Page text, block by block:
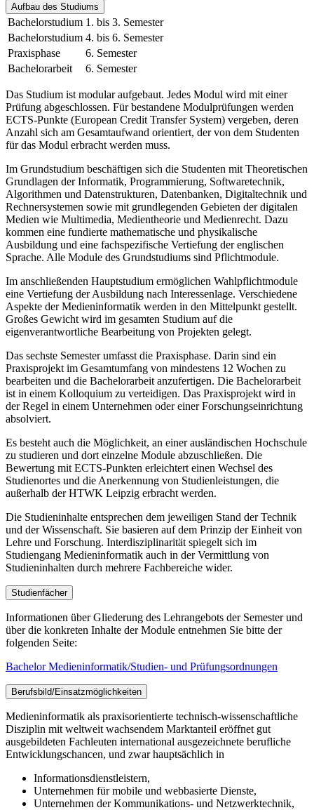
Aufbau des Studiums
Bachelorstudium 1. bis 3. Semester
Bachelorstudium 4. bis 6. Semester
Praxisphase
6. Semester
Bachelorarbeit
6. Semester
Das Studium ist modular aufgebaut. Jedes Modul wird mit einer
Prüfung abgeschlossen. Für bestandene Modulprüfungen werden
ECTS-Punkte (European Credit Transfer System) vergeben, deren
Anzahl sich am Gesamtaufwand orientiert, der von dem Studenten
für das Modul erbracht werden muss.
Im Grundstudium beschäftigen sich die Studenten mit Theoretischen
Grundlagen der Informatik, Programmierung, Softwaretechnik,
Algorithmen und Datenstrukturen, Datenbanken, Digitaltechnik und
Rechner­systemen sowie mit grundlegenden Gebieten der digitalen
Medien wie Multimedia, Medientheorie und Medienrecht. Dazu
kommen eine fundierte mathematische und physikalische
Ausbildung und eine fachspezifische Vertiefung der englischen
Sprache. Alle Module des Grundstudiums sind Pflichtmodule.
Im anschließenden Hauptstudium ermöglichen Wahlpflichtmodule
eine Vertiefung der Ausbildung nach Interessenlage. Verschiedene
Aspekte der Medieninformatik werden in den Mittelpunkt gestellt.
Großes Gewicht wird im gesamten Studium auf die
eigenverantwortliche Bearbeitung von Projekten gelegt.
Das sechste Semester umfasst die Praxisphase. Darin sind ein
Praxisprojekt im Gesamtumfang von mindestens 12 Wochen zu
bearbeiten und die Bachelorarbeit anzufertigen. Die Bachelorarbeit
ist in einem Kolloquium zu verteidigen. Das Praxisprojekt wird in
der Regel in einem Unternehmen oder einer Forschungseinrichtung
absolviert.
Es besteht auch die Möglichkeit, an einer ausländischen Hochschule
zu studieren und dort einzelne Module abzuschließen. Die
Bewertung mit ECTS-Punkten erleichtert einen Wechsel des
Studienortes und die Anerkennung von Studienleistungen, die
außerhalb der HTWK Leipzig erbracht werden.
Die Studieninhalte entsprechen dem jeweiligen Stand der Technik
und der Wissenschaft. Sie basieren auf dem Prinzip der Einheit von
Lehre und Forschung. Interdisziplinarität spiegelt sich im
Studiengang Medieninformatik auch in der Vermittlung von
Studieninhalten durch mehrere Fachbereiche wider.
Studienfächer
Informationen über Gliederung des Lehrangebots der Semester und
über die konkreten Inhalte der Module entnehmen Sie bitte der
folgenden Seite:
Bachelor Medieninformatik/Studien- und Prüfungsordnungen
Berufsbild/Einsatzmöglichkeiten
Medieninformatik als praxisorientierte technisch-wissenschaftliche
Disziplin mit weltweit wachsendem Marktanteil eröffnet gut
ausgebildeten Fachleuten international ausgezeichnete berufliche
Entwicklungschancen, und zwar hauptsächlich in
Informationsdienstleistern,
Unternehmen für mobile und webbasierte Dienste,
Unternehmen der Kommunikations- und Netzwerktechnik,